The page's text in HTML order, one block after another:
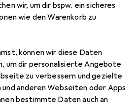
wir, um dir bspw. ein sicheres
wie den Warenkorb zu
können wir diese Daten
um dir personalisierte Angebote
zu verbessern und gezielte
anderen Webseiten oder Apps
bestimmte Daten auch an
Marke
Mehr von Stealth Gear